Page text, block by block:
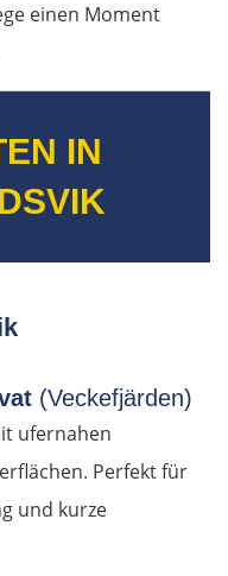
einen Moment
IN
(Veckefjärden)
ufernahen
Perfekt für
und kurze